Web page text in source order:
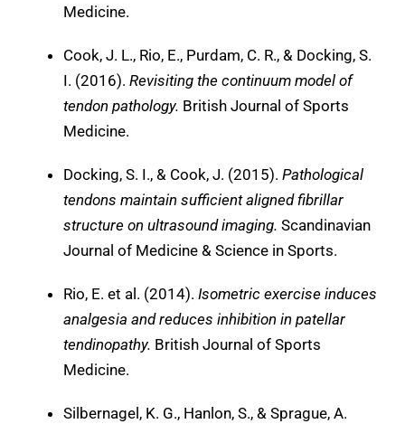
Medicine.
Cook, J. L., Rio, E., Purdam, C. R., & Docking, S.
I. (2016). Revisiting the continuum model of
tendon pathology. British Journal of Sports
Medicine.
Docking, S. I., & Cook, J. (2015). Pathological
tendons maintain sufficient aligned fibrillar
structure on ultrasound imaging. Scandinavian
Journal of Medicine & Science in Sports.
Rio, E. et al. (2014). Isometric exercise induces
analgesia and reduces inhibition in patellar
tendinopathy. British Journal of Sports
Medicine.
Silbernagel, K. G., Hanlon, S., & Sprague, A.